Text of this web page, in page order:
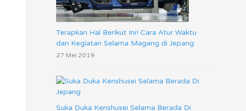
Terapkan Hal Berikut Ini! Cara Atur Waktu
dan Kegiatan Selama Magang di Jepang
27 Mei 2019
Suka Duka Kenshusei Selama Berada Di